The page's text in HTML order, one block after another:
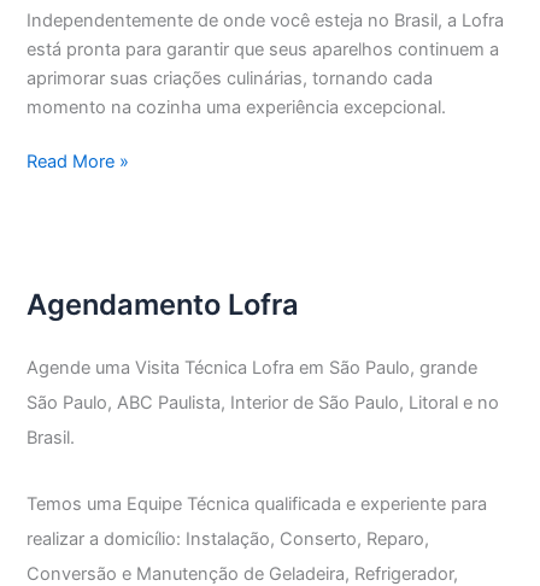
Independentemente de onde você esteja no Brasil, a Lofra
está pronta para garantir que seus aparelhos continuem a
aprimorar suas criações culinárias, tornando cada
momento na cozinha uma experiência excepcional.
Assistência
Read More »
Agendamento Lofra
Agende uma Visita Técnica Lofra em São Paulo, grande
São Paulo, ABC Paulista, Interior de São Paulo, Litoral e no
Brasil.
Temos uma Equipe Técnica qualificada e experiente para
realizar a domicílio: Instalação, Conserto, Reparo,
Conversão e Manutenção de Geladeira, Refrigerador,